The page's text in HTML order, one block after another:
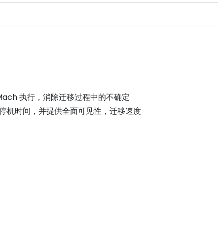
执行，消除迁移过程中的不确定
机时间，并提供全面可见性，迁移速度